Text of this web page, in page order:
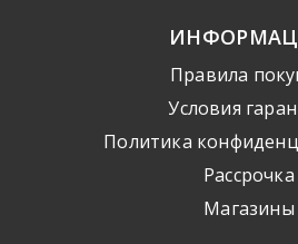
Правила
Условия
Политика
Рассрочка
Mагазины